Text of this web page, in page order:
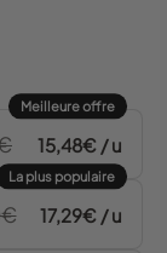
Meilleure offre
15,48€ / u
La plus populaire
17,29€ / u